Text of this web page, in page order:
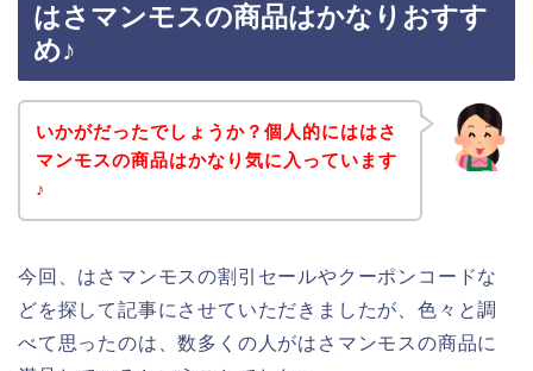
はさマンモスの商品はかなりおすす
め♪
いかがだったでしょうか？個人的にははさ
マンモスの商品はかなり気に入っています
♪
今回、はさマンモスの割引セールやクーポンコードな
どを探して記事にさせていただきましたが、色々と調
べて思ったのは、数多くの人がはさマンモスの商品に